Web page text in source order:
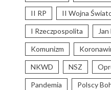
II RP II Wojna
I Rzeczpospolita
Komunizm
NKWD NSZ
Pandemia Polscy